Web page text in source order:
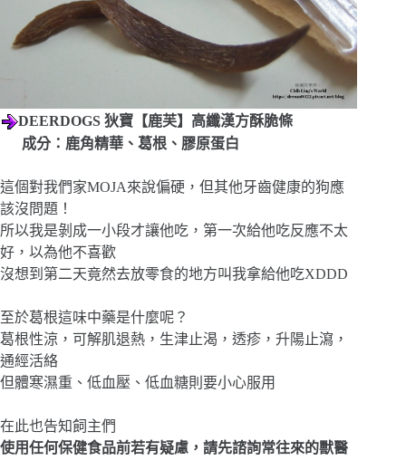
DEERDOGS 狄寶【鹿芙】高纖漢方酥脆條
成分：鹿角精華、葛根、膠原蛋白
這個對我們家MOJA來說偏硬，但其他牙齒健康的狗應
該沒問題！
所以我是剝成一小段才讓他吃，第一次給他吃反應不太
好，以為他不喜歡
沒想到第二天竟然去放零食的地方叫我拿給他吃XDDD
至於葛根這味中藥是什麼呢？
葛根性涼，可解肌退熱，生津止渴，透疹，升陽止瀉，
通經活絡
但體寒濕重、低血壓、低血糖則要小心服用
在此也告知飼主們
使用任何保健食品前若有疑慮，請先諮詢常往來的獸醫